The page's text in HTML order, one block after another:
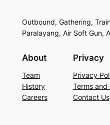
Outbound, Gathering,
Paralayang, Air Soft Gun,
About
Team
History
Careers
Privacy
Privacy
Terms and
Contact Us